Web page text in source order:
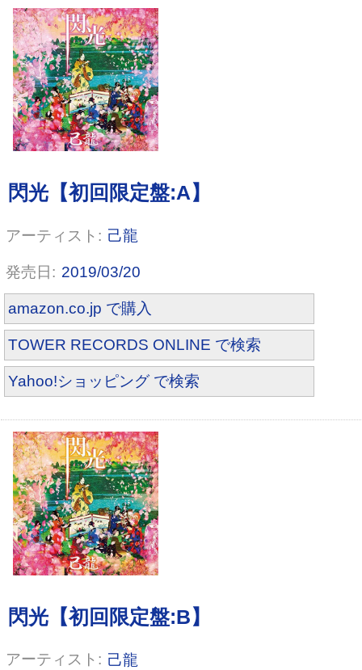
己龍
2019/03/20
amazon.co.jp で購入
TOWER RECORDS ONLINE で検索
Yahoo!ショッピング で検索
閃光【初回限定盤:B】
己龍
閃光【通常盤:C】